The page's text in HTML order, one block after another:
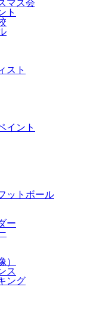
マス会
ト
スト
イント
ットボール
ー
）
ス
ング